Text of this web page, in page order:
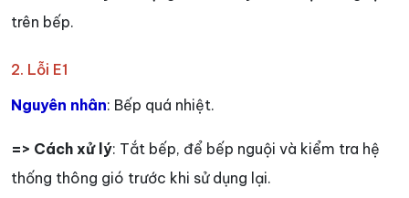
trên bếp.
2. Lỗi E1
Nguyên nhân: Bếp quá nhiệt.
=> Cách xử lý: Tắt bếp, để bếp nguội và kiểm tra hệ
thống thông gió trước khi sử dụng lại.